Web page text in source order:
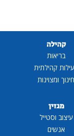
קהילה
בריאות
קהילתית
חינוך ומצוינות
מגזין
עיצוב וסטייל
אנשים